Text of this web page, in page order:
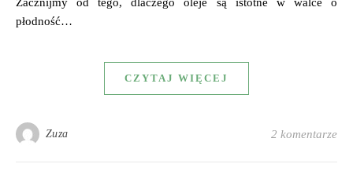
płodność…
CZYTAJ WIĘCEJ
Zuza 2 komentarze